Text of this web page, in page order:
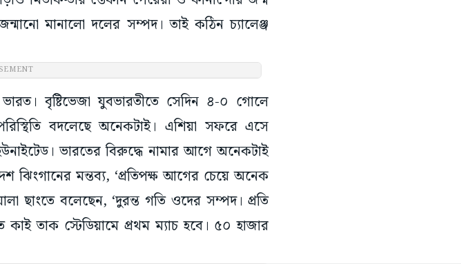
মানালো দলের সম্পদ। তাই কঠিন চ্যালেঞ্জ
বৃষ্টিভেজা যুবভারতীতে সেদিন ৪-০ গোলে
বদলেছে অনেকটাই। এশিয়া সফরে এসে
ভারতের বিরুদ্ধে নামার আগে অনেকটাই
ঝিংগানের মন্তব্য, ‘প্রতিপক্ষ আগের চেয়ে অনেক
ছাংতে বলেছেন, ‘দুরন্ত গতি ওদের সম্পদ। প্রতি
তাক স্টেডিয়ামে প্রথম ম্যাচ হবে। ৫০ হাজার